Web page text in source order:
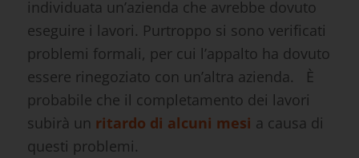
individuata un’azienda che avrebbe dovuto
eseguire i lavori. Purtroppo si sono verificati
problemi formali, per cui l’appalto ha dovuto
essere rinegoziato con un’altra azienda. È
probabile che il completamento dei lavori
subirà un ritardo di alcuni mesi a causa di
questi problemi.